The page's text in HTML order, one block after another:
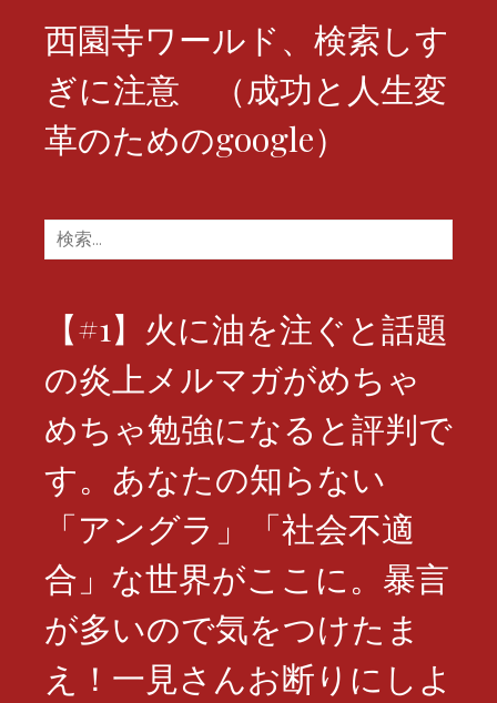
西園寺ワールド、検索しす
ぎに注意 （成功と人生変
革のためのgoogle）
検
索:
【#1】火に油を注ぐと話題
の炎上メルマガがめちゃ
めちゃ勉強になると評判で
す。あなたの知らない
「アングラ」「社会不適
合」な世界がここに。暴言
が多いので気をつけたま
え！一見さんお断りにしよ